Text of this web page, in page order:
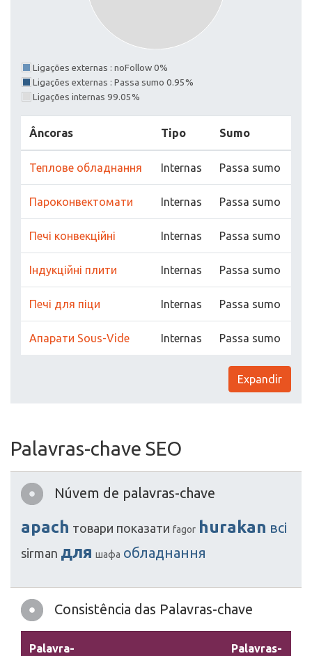
Ligações externas : noFollow 0%
Ligações externas : Passa sumo 0.95%
Ligações internas 99.05%
Âncoras Tipo Sumo
Теплове обладнання Internas Passa sumo
Пароконвектомати Internas Passa sumo
Печі конвекційні Internas Passa sumo
Індукційні плити Internas Passa sumo
Печі для піци Internas Passa sumo
Апарати Sous-Vide Internas Passa sumo
Expandir
Palavras-chave SEO
Núvem de palavras-chave
apach товари показати fagor hurakan всі
sirman для шафа обладнання
Consistência das Palavras-chave
Palavra-
Palavras-